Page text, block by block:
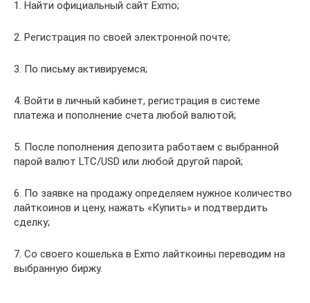
1. Найти официальный сайт Exmo;
2. Регистрация по своей электронной почте;
3. По письму активируемся;
4. Войти в личный кабинет, регистрация в системе
платежа и пополнение счета любой валютой;
5. После пополнения депозита работаем с выбранной
парой валют LTC/USD или любой другой парой;
6. По заявке на продажу определяем нужное количество
лайткоинов и цену, нажать «Купить» и подтвердить
сделку;
7. Со своего кошелька в Exmo лайткоины переводим на
выбранную биржу.